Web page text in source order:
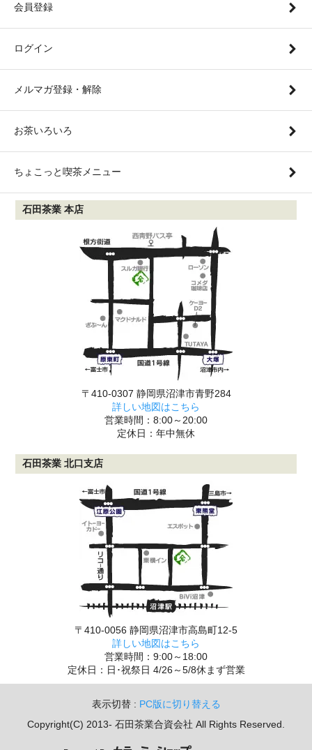
会員登録
ログイン
メルマガ登録・解除
お茶いろいろ
ちょこっと喫茶メニュー
石田茶業 本店
〒410-0307 静岡県沼津市青野284
詳しい地図はこちら
営業時間：8:00～20:00
定休日：年中無休
石田茶業 北口支店
〒410-0056 静岡県沼津市高島町12-5
詳しい地図はこちら
営業時間：9:00～18:00
定休日：日･祝祭日 4/26～5/8休まず営業
表示切替 : PC版に切り替える
Copyright(C) 2013- 石田茶業合資会社 All Rights Reserved.